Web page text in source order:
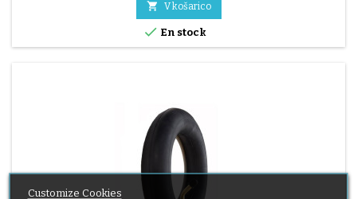
 V košarico
 En stock
Customize Cookies